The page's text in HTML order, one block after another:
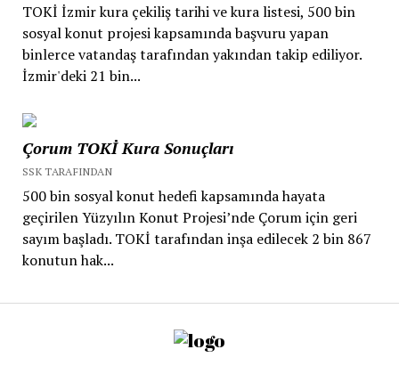
TOKİ İzmir kura çekiliş tarihi ve kura listesi, 500 bin
sosyal konut projesi kapsamında başvuru yapan
binlerce vatandaş tarafından yakından takip ediliyor.
İzmir'deki 21 bin...
Çorum TOKİ Kura Sonuçları
SSK TARAFINDAN
500 bin sosyal konut hedefi kapsamında hayata
geçirilen Yüzyılın Konut Projesi’nde Çorum için geri
sayım başladı. TOKİ tarafından inşa edilecek 2 bin 867
konutun hak...